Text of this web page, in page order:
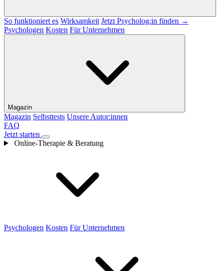
So funktioniert es Wirksamkeit Jetzt Psycholog:in finden →
Psychologen Kosten Für Unternehmen
Magazin
Magazin Selbsttests Unsere Autor:innen
FAQ
Jetzt starten
Online-Therapie & Beratung
Psychologen Kosten Für Unternehmen